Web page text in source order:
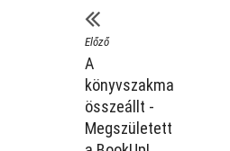
Előző
A
könyvszakma
összeállt -
Megszületett